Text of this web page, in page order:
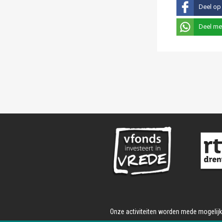
Deel
Deel
Onze activiteiten worden mede